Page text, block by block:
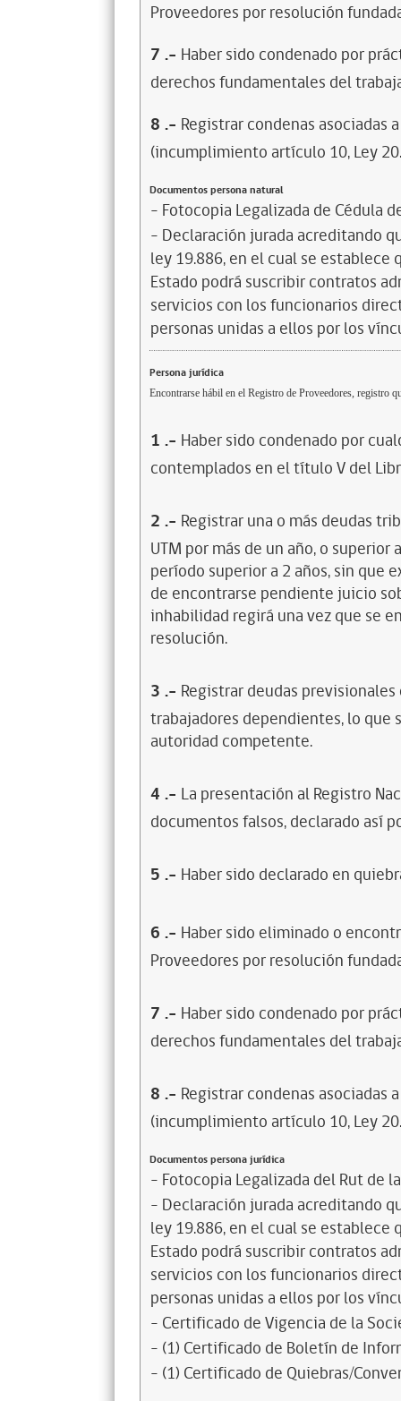
Proveedores por resolución
7 .- Haber sido condenado por
derechos fundamentales del
8 .- Registrar condenas asociadas
(incumplimiento artículo 10, Ley
Documentos persona natural
- Fotocopia Legalizada de Cédula
- Declaración jurada acreditando
ley 19.886, en el cual se
Estado podrá suscribir contratos
servicios con los funcionarios
personas unidas a ellos por los
Persona jurídica
Encontrarse hábil en el Registro de Proveedores, registro
1 .- Haber sido condenado por
contemplados en el título V del
2 .- Registrar una o más deudas
UTM por más de un año, o
período superior a 2 años, sin que
de encontrarse pendiente juicio
inhabilidad regirá una vez que se
resolución.
3 .- Registrar deudas
trabajadores dependientes, lo
autoridad competente.
4 .- La presentación al Registro
documentos falsos, declarado así
5 .- Haber sido declarado en
6 .- Haber sido eliminado o
Proveedores por resolución
7 .- Haber sido condenado por
derechos fundamentales del
8 .- Registrar condenas asociadas
(incumplimiento artículo 10, Ley
Documentos persona jurídica
- Fotocopia Legalizada del Rut de
- Declaración jurada acreditando
ley 19.886, en el cual se
Estado podrá suscribir contratos
servicios con los funcionarios
personas unidas a ellos por los
- Certificado de Vigencia de la
- (1) Certificado de Boletín de
- (1) Certificado de Quiebras/